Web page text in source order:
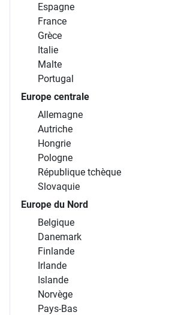
Espagne
France
Grèce
Italie
Malte
Portugal
Europe centrale
Allemagne
Autriche
Hongrie
Pologne
République tchèque
Slovaquie
Europe du Nord
Belgique
Danemark
Finlande
Irlande
Islande
Norvège
Pays-Bas